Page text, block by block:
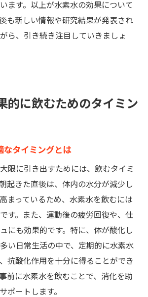
ます。以上が水素水の効果について
も新しい情報や研究結果が発表され
ら、引き続き注目していきましょ
的に飲むためのタイミン
なタイミングとは
限に引き出すためには、飲むタイミ
起きた直後は、体内の水分が減少し
まっているため、水素水を飲むには
す。また、運動後の疲労回復や、仕
にも効果的です。特に、体が酸化し
い日常生活の中で、定期的に水素水
抗酸化作用を十分に得ることができ
前に水素水を飲むことで、消化を助
ポートします。